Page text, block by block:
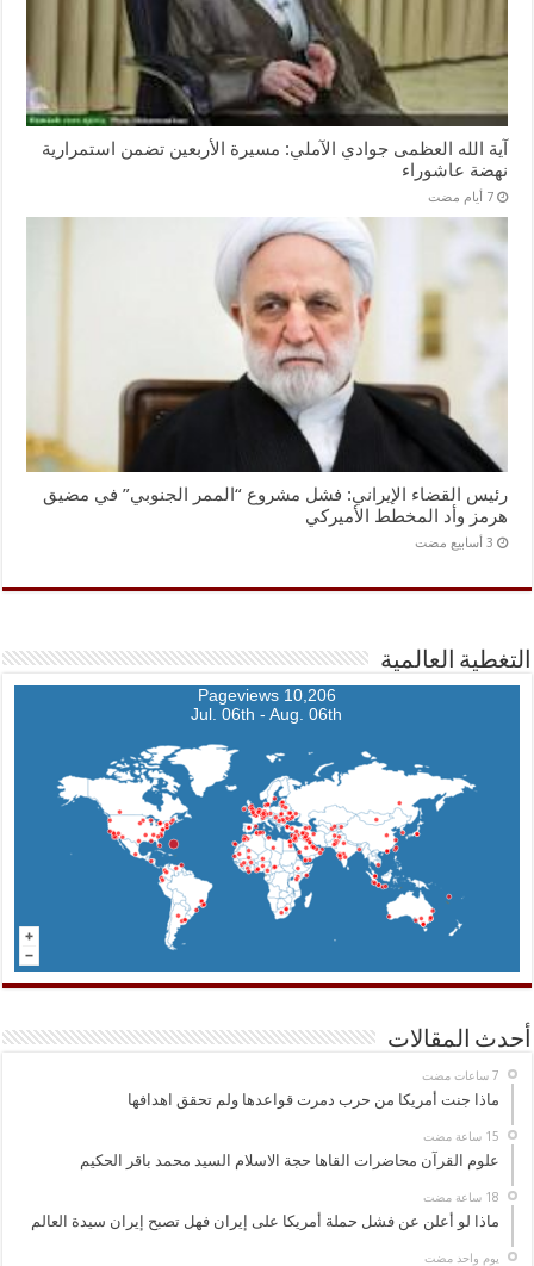
آية الله العظمى جوادي الآملي: مسيرة الأربعين تضمن استمرارية
نهضة عاشوراء
‏7 أيام مضت
رئيس القضاء الإيراني: فشل مشروع “الممر الجنوبي” في مضيق
هرمز وأد المخطط الأميركي
التغطية العالمية
10,206 Pageviews
Jul. 06th - Aug. 06th
أحدث المقالات
ماذا جنت أمريكا من حرب دمرت قواعدها ولم تحقق اهدافها
علوم القرآن محاضرات القاها حجة الاسلام السيد محمد باقر الحكيم
ماذا لو أعلن عن فشل حملة أمريكا على إيران فهل تصبح إيران سيدة العالم
‏يوم واحد مضت